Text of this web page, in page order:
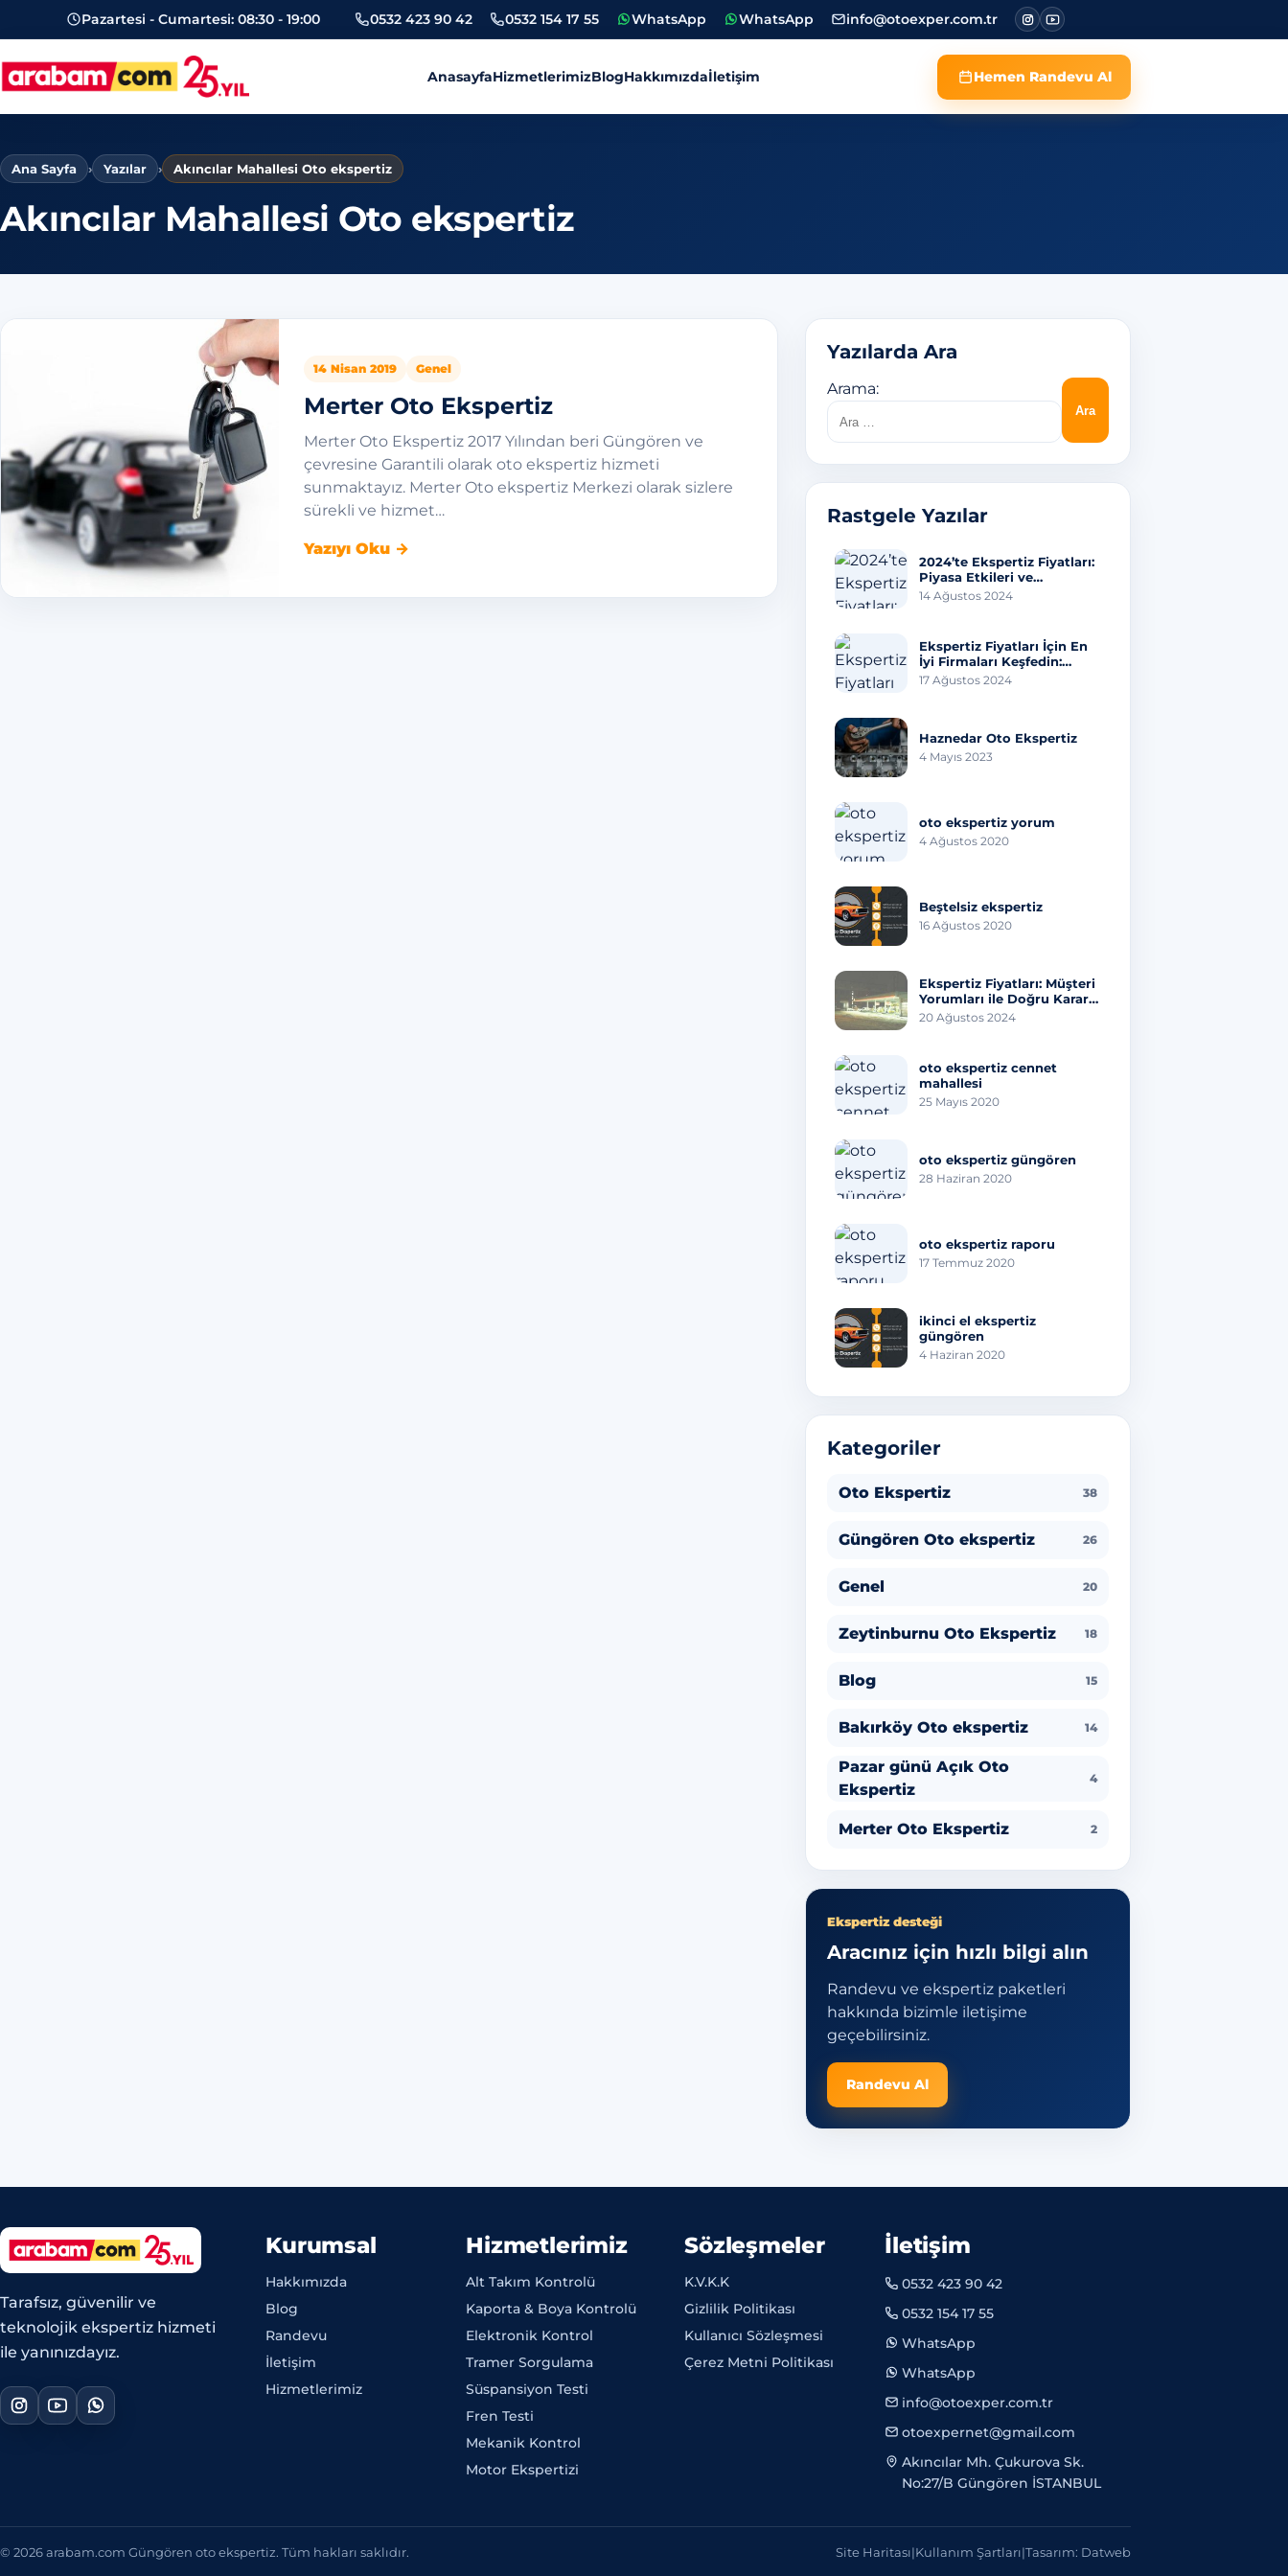
Pazartesi - Cumartesi: 08:30 - 19:00 0532 423 90 42 0532 154 17 55 WhatsApp WhatsApp info@otoexper.com.tr
arabam.com Güngören oto ekspertiz
AnasayfaHizmetlerimizBlogHakkımızdaİletişim Hemen Randevu Al
Ana Sayfa › Yazılar › Akıncılar Mahallesi Oto ekspertiz
Akıncılar Mahallesi Oto ekspertiz
14 Nisan 2019 Genel
Merter Oto Ekspertiz
Merter Oto Ekspertiz 2017 Yılından beri Güngören ve
çevresine Garantili olarak oto ekspertiz hizmeti
sunmaktayız. Merter Oto ekspertiz Merkezi olarak sizlere
sürekli ve hizmet…
Yazıyı Oku →
Yazılarda Ara
Arama:
Rastgele Yazılar
2024’te Ekspertiz Fiyatları:
Piyasa Etkileri ve
Tahminler
14 Ağustos 2024
Ekspertiz Fiyatları İçin En
İyi Firmaları Keşfedin:
Hangisi Sizi Üzer?
17 Ağustos 2024
Haznedar Oto Ekspertiz
4 Mayıs 2023
oto ekspertiz yorum
4 Ağustos 2020
Beştelsiz ekspertiz
16 Ağustos 2020
Ekspertiz Fiyatları: Müşteri
Yorumları ile Doğru Karar
Vermenin Yolları
20 Ağustos 2024
oto ekspertiz cennet
mahallesi
25 Mayıs 2020
oto ekspertiz güngören
28 Haziran 2020
oto ekspertiz raporu
17 Temmuz 2020
ikinci el ekspertiz
güngören
4 Haziran 2020
Kategoriler
Oto Ekspertiz 38
Güngören Oto ekspertiz 26
Genel 20
Zeytinburnu Oto Ekspertiz 18
Blog 15
Bakırköy Oto ekspertiz 14
Pazar günü Açık Oto
Ekspertiz
4
Merter Oto Ekspertiz 2
Ekspertiz desteği
Aracınız için hızlı bilgi alın
Randevu ve ekspertiz paketleri
hakkında bizimle iletişime
geçebilirsiniz.
Randevu Al
Tarafsız, güvenilir ve
teknolojik ekspertiz hizmeti
ile yanınızdayız.
Kurumsal
Hakkımızda
Blog
Randevu
İletişim
Hizmetlerimiz
Hizmetlerimiz
Alt Takım Kontrolü
Kaporta & Boya Kontrolü
Elektronik Kontrol
Tramer Sorgulama
Süspansiyon Testi
Fren Testi
Mekanik Kontrol
Motor Ekspertizi
Sözleşmeler
K.V.K.K
Gizlilik Politikası
Kullanıcı Sözleşmesi
Çerez Metni Politikası
İletişim
0532 423 90 42
0532 154 17 55
WhatsApp
WhatsApp
info@otoexper.com.tr
otoexpernet@gmail.com
Akıncılar Mh. Çukurova Sk.
No:27/B Güngören İSTANBUL
© 2026 arabam.com Güngören oto ekspertiz. Tüm hakları saklıdır. Site Haritası|Kullanım Şartları|Tasarım: Datweb